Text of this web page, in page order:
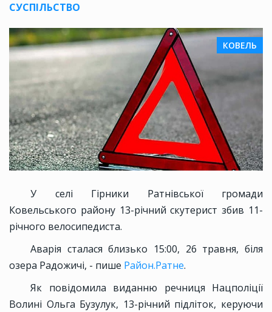
СУСПІЛЬСТВО
КОВЕЛЬ
У селі Гірники Ратнівської громади
Ковельського району 13-річний скутерист збив 11-
річного велосипедиста.
Аварія сталася близько 15:00, 26 травня, біля
озера Радожичі, - пише Район.Ратне.
Як повідомила виданню речниця Нацполіції
Волині Ольга Бузулук, 13-річний підліток, керуючи